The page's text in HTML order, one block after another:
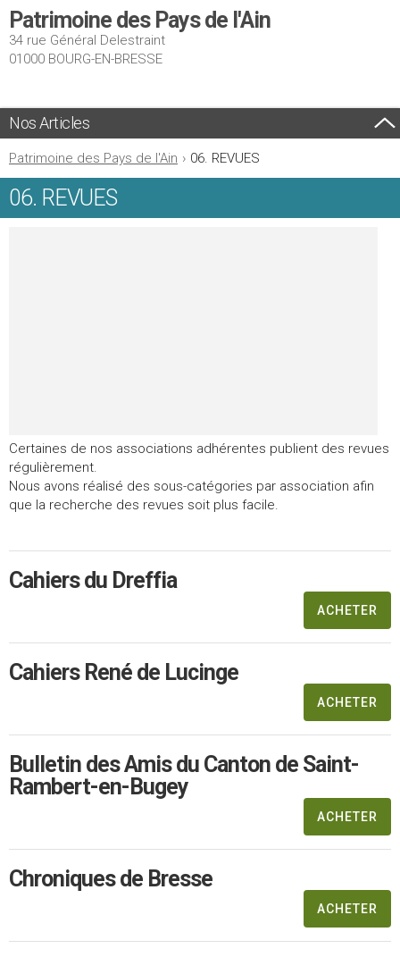
Patrimoine des Pays de l'Ain
34 rue Général Delestraint
01000 BOURG-EN-BRESSE
Nos Articles
Patrimoine des Pays de l'Ain › 06. REVUES
06. REVUES
Certaines de nos associations adhérentes publient des revues
régulièrement.
Nous avons réalisé des sous-catégories par association afin
que la recherche des revues soit plus facile.
Cahiers du Dreffia
ACHETER
Cahiers René de Lucinge
ACHETER
Bulletin des Amis du Canton de Saint-
Rambert-en-Bugey
ACHETER
Chroniques de Bresse
ACHETER